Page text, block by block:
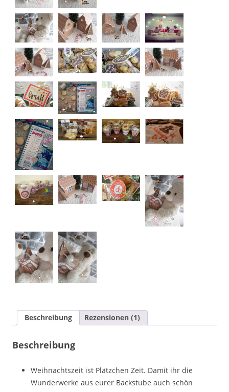
Beschreibung Rezensionen (1)
Beschreibung
Weihnachtszeit ist Plätzchen Zeit. Damit ihr die
Wunderwerke aus eurer Backstube auch schön